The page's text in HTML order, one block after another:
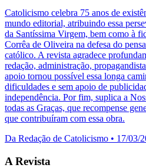
Catolicismo celebra 75 anos de
mundo editorial, atribuindo essa
da Santíssima Virgem, bem como à
Corrêa de Oliveira na defesa do
católico. A revista agradece
redação, administração,
apoio tornou possível essa longa
dificuldades e sem apoio de
independência. Por fim, suplica a
todas as Graças, que recompense
que contribuíram com essa obra.
Da Redação de Catolicismo • 17/03/
A Revista